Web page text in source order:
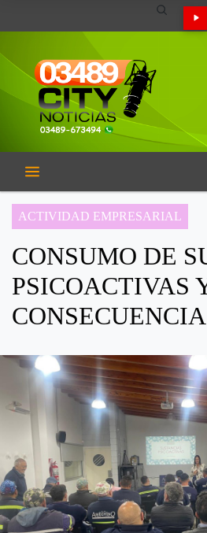
ACTIVIDAD EMPRESARIAL
CONSUMO DE
PSICOACTIVAS